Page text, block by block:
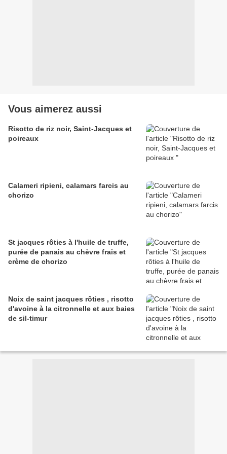
Vous aimerez aussi
Risotto de riz noir, Saint-Jacques et
poireaux
Calameri ripieni, calamars farcis au
chorizo
St jacques rôties à l'huile de truffe,
purée de panais au chèvre frais et
crème de chorizo
Noix de saint jacques rôties , risotto
d'avoine à la citronnelle et aux baies
de sil-timur